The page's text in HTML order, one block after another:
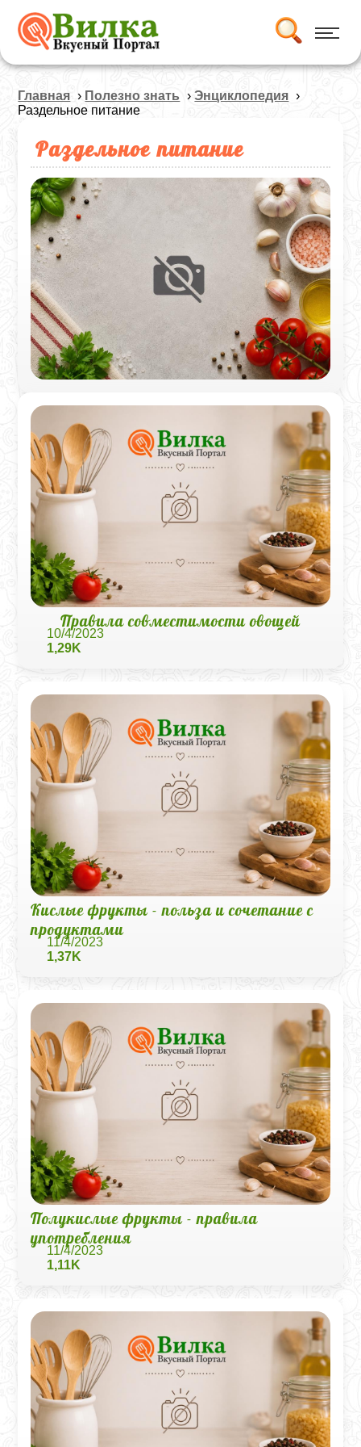
Главная › Полезно знать ›Энциклопедия ›
Раздельное питание
Раздельное питание
Правила совместимости овощей
10/4/2023
1,29K
Кислые фрукты - польза и сочетание с
продуктами
11/4/2023
1,37K
Полукислые фрукты - правила
употребления
11/4/2023
1,11K